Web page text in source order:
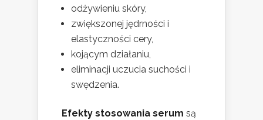
odżywieniu skóry,
zwiększonej jędrności i
elastyczności cery,
kojącym działaniu,
eliminacji uczucia suchości i
swędzenia.
Efekty stosowania serum są